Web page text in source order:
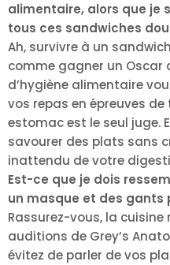
alimentaire, alors que je
tous ces sandwiches
Ah, survivre à un
comme gagner un Oscar
d’hygiène alimentaire
vos repas en épreuves
estomac est le seul juge.
savourer des plats sans
inattendu de votre
Est-ce que je dois
un masque et des gants
Rassurez-vous, la cuisine
auditions de Grey’s
évitez de parler de vos